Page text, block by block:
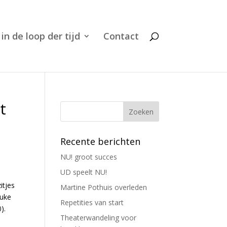
de loop der tijd Contact
Recente berichten
NU! groot succes
UD speelt NU!
Martine Pothuis overleden
Repetities van start
Theaterwandeling voor